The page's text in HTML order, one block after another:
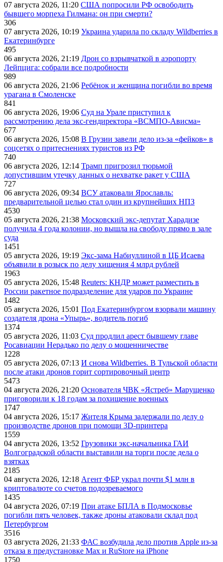
07 августа 2026, 11:20 США попросили РФ освободить
бывшего морпеха Гилмана: он при смерти?
306
07 августа 2026, 10:19 Украина ударила по складу Wildberries в
Екатеринбурге
495
06 августа 2026, 21:19 Дрон со взрывчаткой в аэропорту
Лейпцига: собрали все подробности
989
06 августа 2026, 21:06 Ребёнок и женщина погибли во время
урагана в Смоленске
841
06 августа 2026, 19:06 Суд на Урале приступил к
рассмотрению дела экс-гендиректора «ВСМПО-Ависма»
677
06 августа 2026, 15:08 В Грузии завели дело из-за «фейков» в
соцсетях о притеснениях туристов из РФ
740
06 августа 2026, 12:14 Трамп пригрозил тюрьмой
допустившим утечку данных о нехватке ракет у США
727
06 августа 2026, 09:34 ВСУ атаковали Ярославль:
предварительной целью стал один из крупнейших НПЗ
4530
05 августа 2026, 21:38 Московский экс-депутат Харадизе
получила 4 года колонии, но вышла на свободу прямо в зале
суда
1451
05 августа 2026, 19:19 Экс-зама Набиуллиной в ЦБ Исаева
объявили в розыск по делу хищения 4 млрд рублей
1963
05 августа 2026, 15:48 Reuters: КНДР может разместить в
России ракетное подразделение для ударов по Украине
1482
05 августа 2026, 15:01 Под Екатеринбургом взорвали машину
создателя дрона «Упырь», водитель погиб
1374
05 августа 2026, 11:03 Суд продлил арест бывшему главе
Росавиации Нерадько по делу о мошенничестве
1228
05 августа 2026, 07:13 И снова Wildberries. В Тульской области
после атаки дронов горит сортировочный центр
5473
04 августа 2026, 21:20 Основателя ЧВК «Ястреб» Марущенко
приговорили к 18 годам за похищение военных
1747
04 августа 2026, 15:17 Жителя Крыма задержали по делу о
производстве дронов при помощи 3D‑принтера
1559
04 августа 2026, 13:52 Грузовики экс-начальника ГАИ
Волгоградской области выставили на торги после дела о
взятках
2185
04 августа 2026, 12:18 Агент ФБР украл почти $1 млн в
криптовалюте со счетов подозреваемого
1435
04 августа 2026, 07:19 При атаке БПЛА в Подмосковье
погибли пять человек, также дроны атаковали склад под
Петербургом
3516
03 августа 2026, 21:33 ФАС возбудила дело против Apple из-за
отказа в предустановке Max и RuStore на iPhone
1750